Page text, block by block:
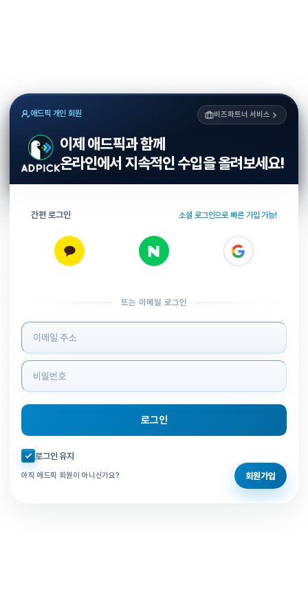
애드픽 개인 회원 비즈파트너 서비스
이제 애드픽과 함께
온라인에서 지속적인 수입을 올려보세요!
간편 로그인 소셜 로그인으로 빠른 가입 가능!
또는 이메일 로그인
로그인 정보 입력
로그인
자동로그인 체크
로그인 유지
아직 애드픽 회원이 아니신가요? 회원가입